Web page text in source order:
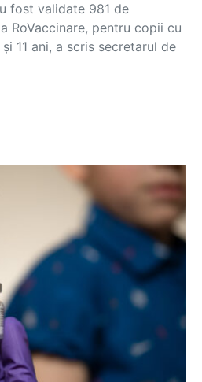
fost validate 981 de
RoVaccinare, pentru copii cu
11 ani, a scris secretarul de